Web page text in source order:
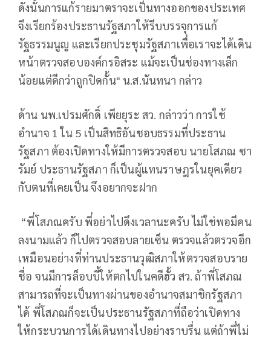
ดังนั้นการแก้รายมาตราจะเป็นทางออกของประเทศ
จึงเรียกร้องประธานรัฐสภาให้รีบบรรจุการแก้
รัฐธรรมนูญ และเรียกประชุมรัฐสภาเพื่อเราจะได้เดิน
หน้าตรวจสอบองค์กรอิสระ แม้จะเป็นช่องทางเล็ก
น้อยแต่ดีกว่าถูกปิดกั้น" น.ส.นันทนา กล่าว
ด้าน นพ.เปรมศักดิ์ เพียยุระ สว. กล่าวว่า การใช้
อำนาจ 1 ใน 5 เป็นสิทธิอันชอบธรรมที่ประธาน
รัฐสภา ต้องเปิดทางให้มีการตรวจสอบ นายโสภณ ซา
รัมย์ ประธานรัฐสภา ก็เป็นผู้แทนราษฎรในยุคเดียว
กับตนที่เคยเป็น จึงอยากจะฝาก
“พี่โสภณครับ พี่อย่าไปดึงเวลานะครับ ไม่ใช่พอมีคน
ลงนามแล้ว ก็ไปตรวจสอบลายเซ็น ตรวจแล้วตรวจอีก
เหมือนอย่างที่ท่านประธานวุฒิสภาให้ตรวจสอบราย
ชื่อ จนมีการล็อบบี้ให้ตกไปในคดีฮั้ว สว. ถ้าพี่โสภณ
สามารถที่จะเป็นทางผ่านของอำนาจสมาชิกรัฐสภา
ได้ พี่โสภณก็จะเป็นประธานรัฐสภาที่ถือว่าเปิดทาง
ให้กระบวนการได้เดินทางไปอย่างราบรื่น แต่ถ้าพี่ไม่